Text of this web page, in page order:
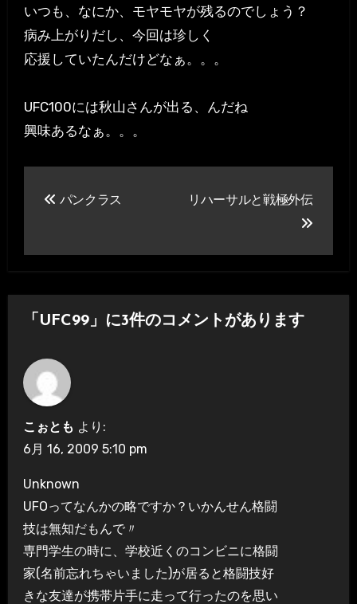
いつも、なにか、モヤモヤが残るのでしょう？
病み上がりだし、今回は珍しく
応援していたんだけどなぁ。。。
UFC100には秋山さんが出る、んだね
興味あるなぁ。。。
ゲ
シ
ョ
ン
パンクラス リハーサルと戦極外伝
「UFC99」に3件のコメントがあります
こぉとも より:
6月 16, 2009 5:10 pm
Unknown
UFOってなんかの略ですか？いかんせん格闘
技は無知だもんで〃
専門学生の時に、学校近くのコンビニに格闘
家(名前忘れちゃいました)が居ると格闘技好
きな友達が携帯片手に走って行ったのを思い